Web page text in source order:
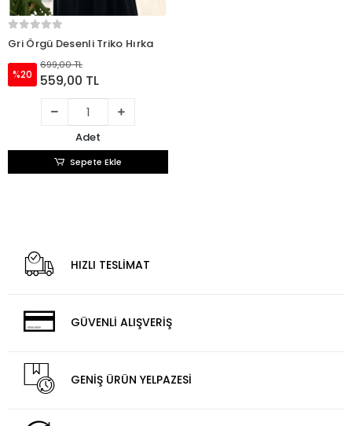
Gri Örgü Desenli Triko Hırka
%20
699,00 TL
559,00 TL
Adet
Sepete Ekle
HIZLI TESLİMAT
GÜVENLİ ALIŞVERİŞ
GENİŞ ÜRÜN YELPAZESİ